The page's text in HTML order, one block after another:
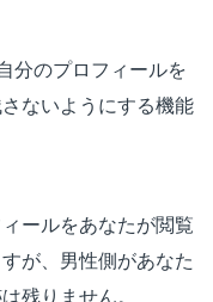
分のプロフィールを
ないようにする機能
ールをあなたが閲覧
が、男性側があなた
残りません。